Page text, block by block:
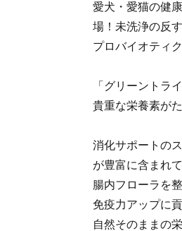
愛犬・愛猫の健
場！未洗浄の反
プロバイオティ
「グリーントラ
貴重な栄養素が
消化サポートの
が豊富に含まれ
腸内フローラを
免疫力アップに
自然そのままの